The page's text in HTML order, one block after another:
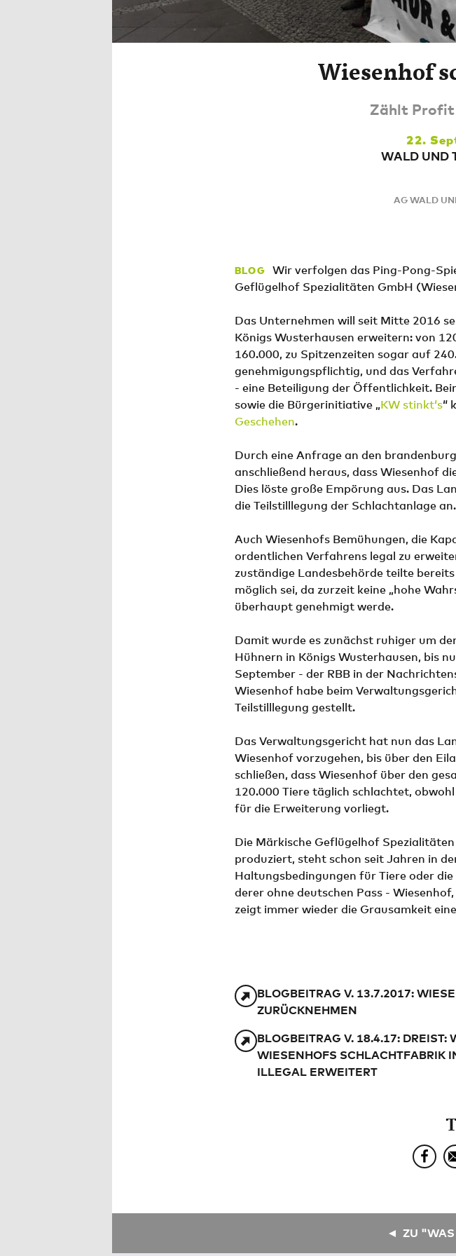
Wiesenhof
Zählt Profit
22.
WALD UND
AG WALD
BLOG
Wir verfolgen das Ping-Pong-
Geflügelhof Spezialitäten GmbH
Das Unternehmen will seit Mitte 2016
Königs Wusterhausen erweitern: von
160.000, zu Spitzenzeiten sogar auf
genehmigungspflichtig, und das
- eine Beteiligung der Öffentlichkeit.
sowie die Bürgerinitiative „KW stinkt‘s“
Geschehen.
Durch eine Anfrage an den
anschließend heraus, dass Wiesenhof
Dies löste große Empörung aus. Das
die Teilstilllegung der Schlachtanlage an.
Auch Wiesenhofs Bemühungen, die
ordentlichen Verfahrens legal zu
zuständige Landesbehörde teilte
möglich sei, da zurzeit keine „hohe
überhaupt genehmigt werde.
Damit wurde es zunächst ruhiger um
Hühnern in Königs Wusterhausen, bis
September - der RBB in der
Wiesenhof habe beim
Teilstilllegung gestellt.
Das Verwaltungsgericht hat nun das
Wiesenhof vorzugehen, bis über den
schließen, dass Wiesenhof über den
120.000 Tiere täglich schlachtet,
für die Erweiterung vorliegt.
Die Märkische Geflügelhof
produziert, steht schon seit Jahren in
Haltungsbedingungen für Tiere oder
derer ohne deutschen Pass -
zeigt immer wieder die Grausamkeit
BLOGBEITRAG V. 13.7.2017:
ZURÜCKNEHMEN
BLOGBEITRAG V. 18.4.17: DREIST:
WIESENHOFS SCHLACHTFABRIK
ILLEGAL ERWEITERT
ZU